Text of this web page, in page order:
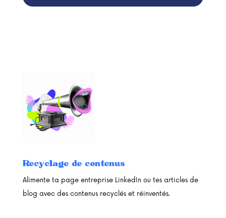
Recyclage de contenus
Alimente ta page entreprise LinkedIn ou tes articles de
blog avec des contenus recyclés et réinventés.